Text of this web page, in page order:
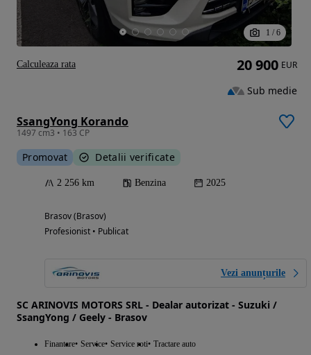
1 / 6
SsangYong Korando
1497 cm3 • 163 CP
Promovat Detalii verificate
2 256 km Benzina 2025
Brasov (Brasov)
Profesionist • Publicat
Vezi anunțurile
SC ARINOVIS MOTORS SRL - Dealar autorizat - Suzuki /
SsangYong / Geely - Brasov
Finantare Service Service roti Tractare auto
20 900 EUR
Sub medie
Calculeaza rata